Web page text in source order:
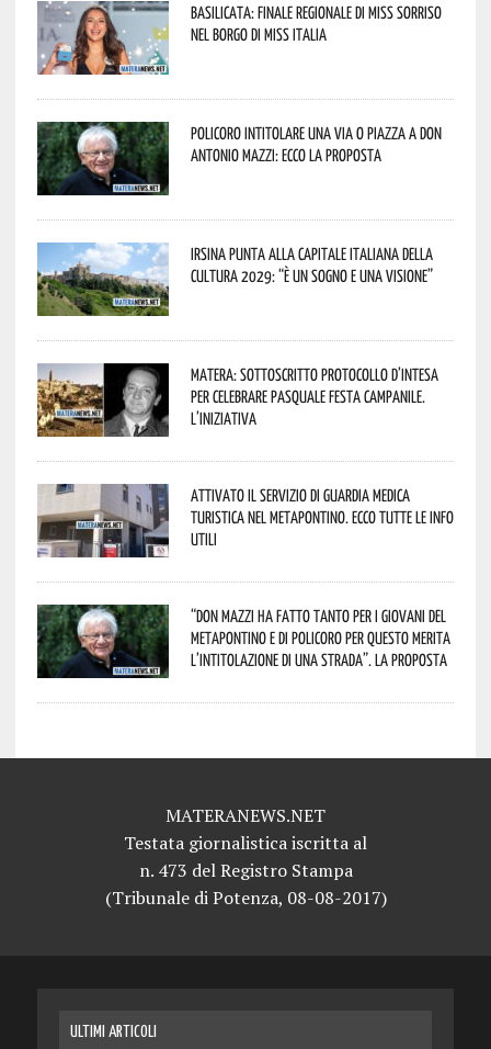
Basilicata: finale regionale di Miss Sorriso
nel borgo di Miss Italia
Policoro intitolare una via o piazza a don
Antonio Mazzi: ecco la proposta
Irsina punta alla Capitale italiana della
Cultura 2029: “È un sogno e una visione”
Matera: sottoscritto protocollo d’intesa
per celebrare Pasquale Festa Campanile.
L’iniziativa
Attivato il servizio di Guardia Medica
Turistica nel Metapontino. Ecco tutte le info
utili
“Don Mazzi ha fatto tanto per i giovani del
Metapontino e di Policoro per questo merita
l’intitolazione di una strada”. La proposta
MATERANEWS.NET
Testata giornalistica iscritta al
n. 473 del Registro Stampa
(Tribunale di Potenza, 08-08-2017)
ULTIMI ARTICOLI